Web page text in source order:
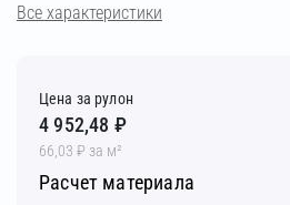
Все характеристики
Цена за рулон
4 952,48 ₽
66,03 ₽ за м²
Расчет материала